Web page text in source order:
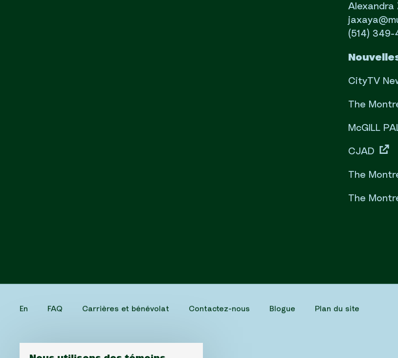
Alexandra
(514) 349-
CityTV
The
McGILL
CJAD
The
The
En FAQ Carrières et bénévolat Contactez-nous Blogue Plan du site